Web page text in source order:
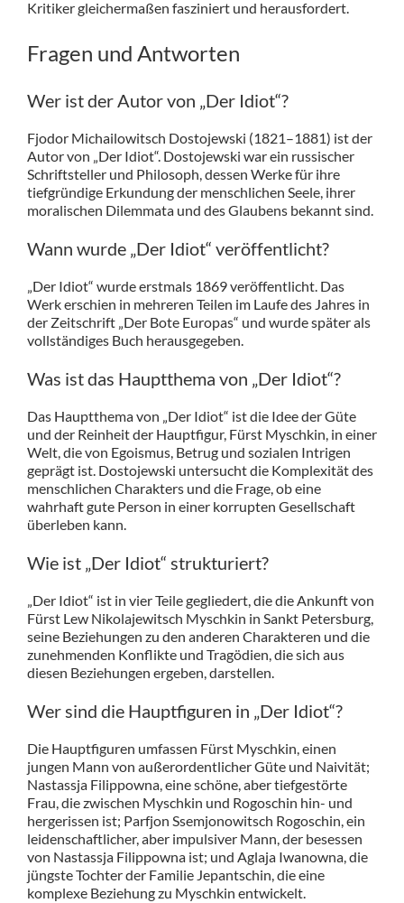
Kritiker gleichermaßen fasziniert und herausfordert.
Fragen und Antworten
Wer ist der Autor von „Der Idiot“?
Fjodor Michailowitsch Dostojewski (1821–1881) ist der
Autor von „Der Idiot“. Dostojewski war ein russischer
Schriftsteller und Philosoph, dessen Werke für ihre
tiefgründige Erkundung der menschlichen Seele, ihrer
moralischen Dilemmata und des Glaubens bekannt sind.
Wann wurde „Der Idiot“ veröffentlicht?
„Der Idiot“ wurde erstmals 1869 veröffentlicht. Das
Werk erschien in mehreren Teilen im Laufe des Jahres in
der Zeitschrift „Der Bote Europas“ und wurde später als
vollständiges Buch herausgegeben.
Was ist das Hauptthema von „Der Idiot“?
Das Hauptthema von „Der Idiot“ ist die Idee der Güte
und der Reinheit der Hauptfigur, Fürst Myschkin, in einer
Welt, die von Egoismus, Betrug und sozialen Intrigen
geprägt ist. Dostojewski untersucht die Komplexität des
menschlichen Charakters und die Frage, ob eine
wahrhaft gute Person in einer korrupten Gesellschaft
überleben kann.
Wie ist „Der Idiot“ strukturiert?
„Der Idiot“ ist in vier Teile gegliedert, die die Ankunft von
Fürst Lew Nikolajewitsch Myschkin in Sankt Petersburg,
seine Beziehungen zu den anderen Charakteren und die
zunehmenden Konflikte und Tragödien, die sich aus
diesen Beziehungen ergeben, darstellen.
Wer sind die Hauptfiguren in „Der Idiot“?
Die Hauptfiguren umfassen Fürst Myschkin, einen
jungen Mann von außerordentlicher Güte und Naivität;
Nastassja Filippowna, eine schöne, aber tiefgestörte
Frau, die zwischen Myschkin und Rogoschin hin- und
hergerissen ist; Parfjon Ssemjonowitsch Rogoschin, ein
leidenschaftlicher, aber impulsiver Mann, der besessen
von Nastassja Filippowna ist; und Aglaja Iwanowna, die
jüngste Tochter der Familie Jepantschin, die eine
komplexe Beziehung zu Myschkin entwickelt.